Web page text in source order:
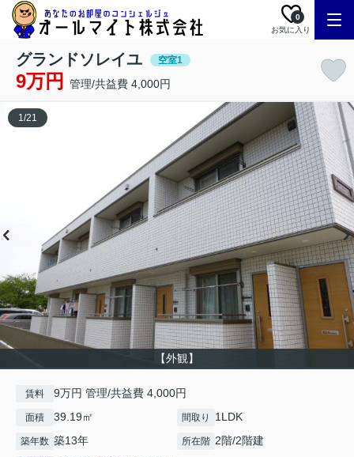
お気に入り
0
グランドソレイユ 空室1
9万円 管理/共益費 4,000円
【外観】
1/21
賃料 9万円 管理/共益費 4,000円
面積 39.19㎡ 間取り 1LDK
築年数 築13年 所在階 2階/2階建